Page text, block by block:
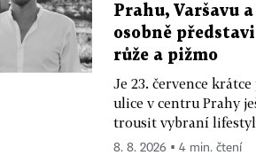
Prahu, Varšavu
osobně
růže a pižmo
Je 23. července
ulice v centru Prahy
trousit vybraní
8. 8. 2026 ▪ 4 min. čtení